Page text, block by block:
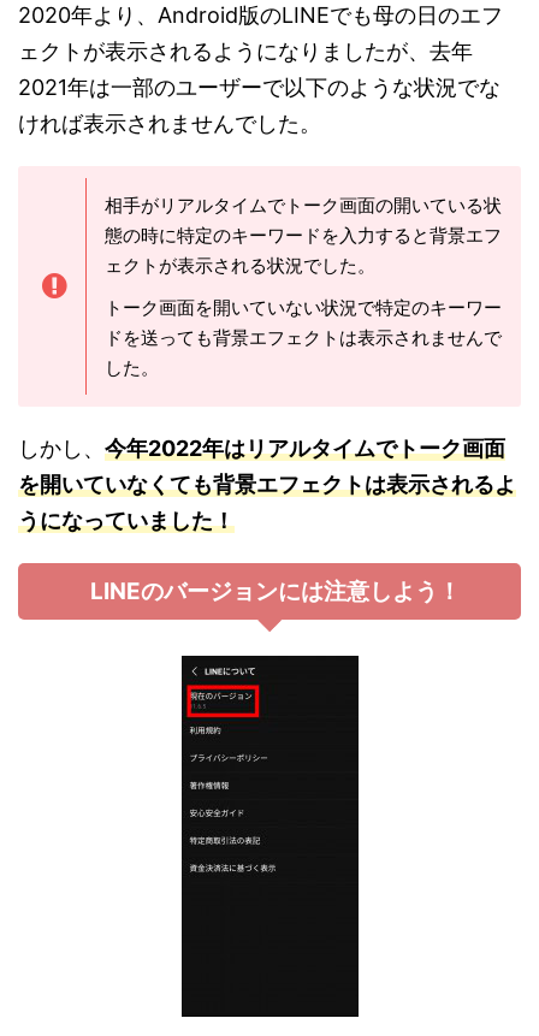
2020年より、Android版のLINEでも母の日のエフ
ェクトが表示されるようになりましたが、去年
2021年は一部のユーザーで以下のような状況でな
ければ表示されませんでした。
相手がリアルタイムでトーク画面の開いている状
態の時に特定のキーワードを入力すると背景エフ
ェクトが表示される状況でした。
トーク画面を開いていない状況で特定のキーワー
ドを送っても背景エフェクトは表示されませんで
した。
しかし、 今年2022年はリアルタイムでトーク画面
を開いていなくても背景エフェクトは表示されるよ
うになっていました！
LINEのバージョンには注意しよう！